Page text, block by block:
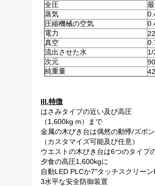
全圧
蒸気
圧縮機械の空気
電力
真空
流出させた水
1/
次元
純重量
III.特徴
はさみタイプの近い及び高圧
（1,600kg m）まで
金属の木びき台は偶然の動悸/ズボ
（カスタマイズ可能及び任意）
ウエストの木びき台は6つのタイプ
夕食の高圧1,600kgに
自動LED PLCか7"タッチスクリーン
3水平な安全防御装置